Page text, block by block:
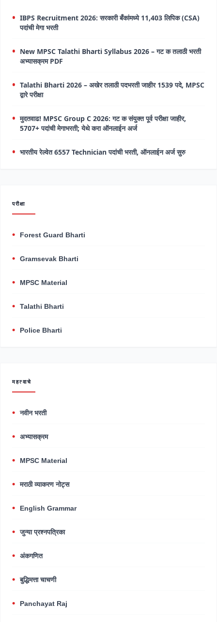
IBPS Recruitment 2026: सरकारी बँकांमध्ये 11,403 लिपिक (CSA)
पदांची मेगा भरती
New MPSC Talathi Bharti Syllabus 2026 – गट क तलाठी भरती
अभ्यासक्रम PDF
Talathi Bharti 2026 – अखेर तलाठी पदभरती जाहीर 1539 पदे, MPSC
द्वारे परीक्षा
मुदतवाढ! MPSC Group C 2026: गट क संयुक्त पूर्व परीक्षा जाहीर,
5707+ पदांची मेगाभरती; येथे करा ऑनलाईन अर्ज
भारतीय रेल्वेत 6557 Technician पदांची भरती, ऑनलाईन अर्ज सुरु
परीक्षा
Forest Guard Bharti
Gramsevak Bharti
MPSC Material
Talathi Bharti
Police Bharti
महत्वाचे
नवीन भरती
अभ्यासक्रम
MPSC Material
मराठी व्याकरण नोट्स
English Grammar
जुन्या प्रश्नपत्रिका
अंकगणित
बुद्धिमत्ता चाचणी
Panchayat Raj